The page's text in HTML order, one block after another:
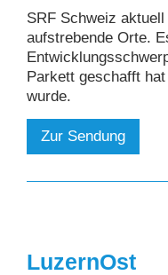
SRF Schweiz
aufstrebende Orte.
Parkett geschafft
wurde.
Zur Sendung
LuzernOst